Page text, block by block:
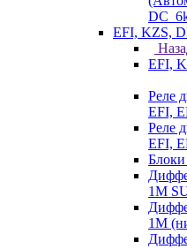
EFI, KZS,
EFI,
Реле
EFI,
Реле
EFI,
1M
1M